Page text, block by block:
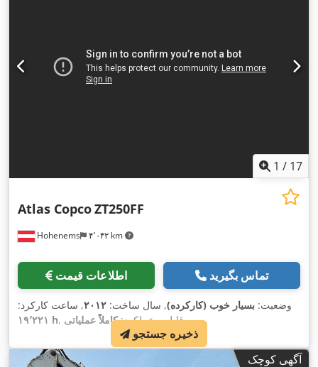
1 / 17
Hohenems ۴٬۰۴۲ km
Atlas CopcoZT250FF
اطلاعات قیمت تماس بگیرید
وضعیت: بسیار خوب (کارکرده), سال ساخت: ۲۰۱۲, ساعت کارکرد:
۱۹٬۲۲۱ h
, قابلیت عملکرد:کاملاً عملیاتی ,
آگهی کوچک
ذخیره جستجو